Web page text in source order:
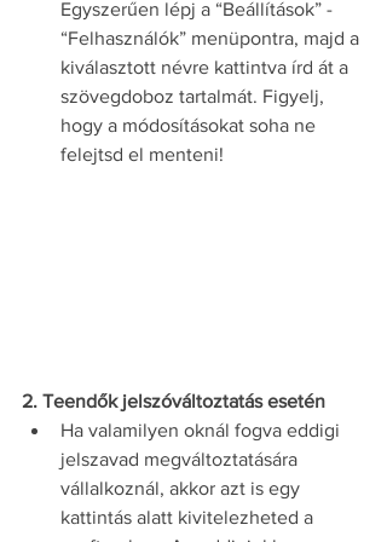
Egyszerűen lépj a “Beállítások” -
“Felhasználók” menüpontra, majd a
kiválasztott névre kattintva írd át a
szövegdoboz tartalmát. Figyelj,
hogy a módosításokat soha ne
felejtsd el menteni!
2. Teendők jelszóváltoztatás esetén
Ha valamilyen oknál fogva eddigi
jelszavad megváltoztatására
vállalkoznál, akkor azt is egy
kattintás alatt kivitelezheted a